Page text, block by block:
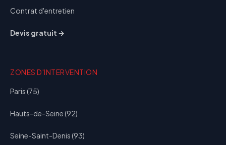
Contrat d'entretien
Devis gratuit →
ZONES D'INTERVENTION
Paris (75)
Hauts-de-Seine (92)
Seine-Saint-Denis (93)